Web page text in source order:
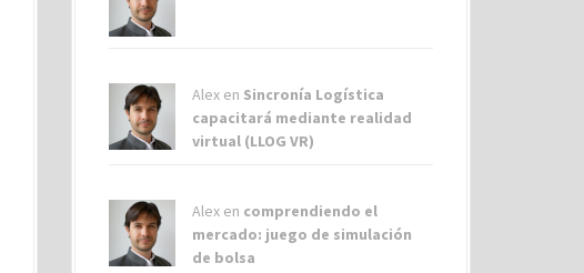
Alex en Sincronía Logística
capacitará mediante realidad
virtual (LLOG VR)
Alex en comprendiendo el
mercado: juego de simulación
de bolsa